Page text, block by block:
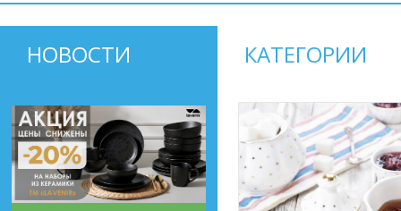
НОВОСТИ КАТЕГОРИИ